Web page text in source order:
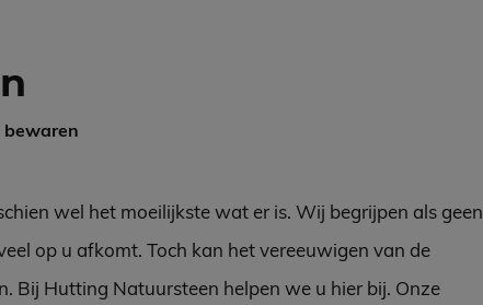
bewaren
wel het moeilijkste wat er is. Wij begrijpen als geen
op u afkomt. Toch kan het vereeuwigen van de
Bij Hutting Natuursteen helpen we u hier bij. Onze